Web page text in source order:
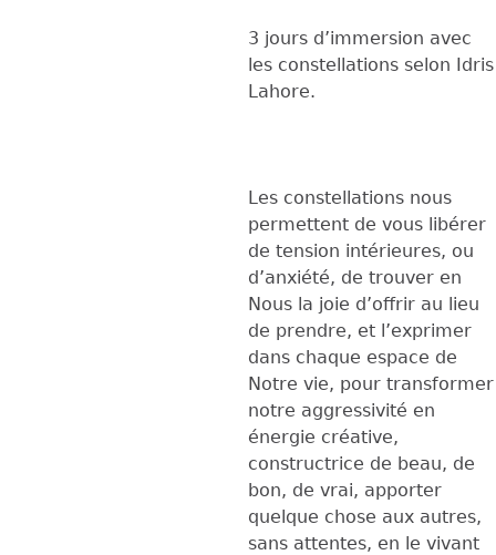
3 jours d’immersion avec
les constellations selon Idris
Lahore.
Les constellations nous
permettent de vous libérer
de tension intérieures, ou
d’anxiété, de trouver en
Nous la joie d’offrir au lieu
de prendre, et l’exprimer
dans chaque espace de
Notre vie, pour transformer
notre aggressivité en
énergie créative,
constructrice de beau, de
bon, de vrai, apporter
quelque chose aux autres,
sans attentes, en le vivant